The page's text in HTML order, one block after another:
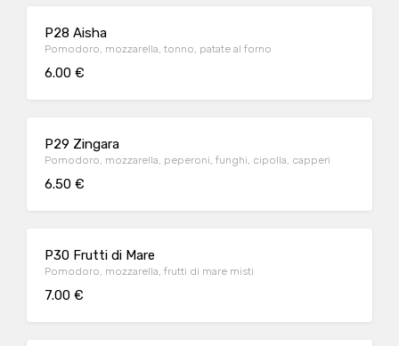
P28 Aisha
Pomodoro, mozzarella, tonno, patate al forno
6.00 €
P29 Zingara
Pomodoro, mozzarella, peperoni, funghi, cipolla, capperi
6.50 €
P30 Frutti di Mare
Pomodoro, mozzarella, frutti di mare misti
7.00 €